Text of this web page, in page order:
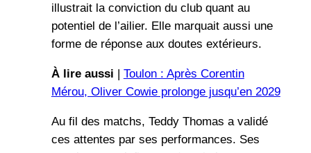
illustrait la conviction du club quant au
potentiel de l’ailier. Elle marquait aussi une
forme de réponse aux doutes extérieurs.
À lire aussi | Toulon : Après Corentin
Mérou, Oliver Cowie prolonge jusqu’en 2029
Au fil des matchs, Teddy Thomas a validé
ces attentes par ses performances. Ses